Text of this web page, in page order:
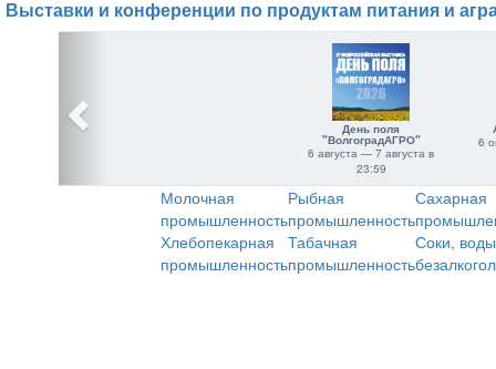
Выставки и конференции по продуктам питания и
День поля
"ВолгоградАГРО"
6 августа — 7 августа в
23:59
6
Молочная
промышленность
Рыбная
промышленность
Сахарная
Хлебопекарная
промышленность
Табачная
промышленность
Соки,